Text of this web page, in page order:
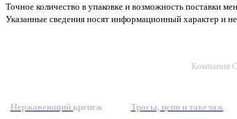
Точное количество в упаковке и возможность поставки
Указанные сведения носят информационный характер и
Компания
Нержавеющий крепеж Тросы, цепи и такелаж